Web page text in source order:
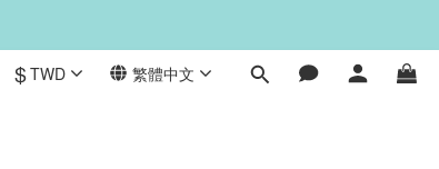
$TWD 繁體中文